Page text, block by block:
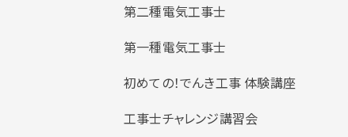
第二種電気工事士
第一種電気工事士
初めての！でんき工事 体験講座
工事士チャレンジ講習会